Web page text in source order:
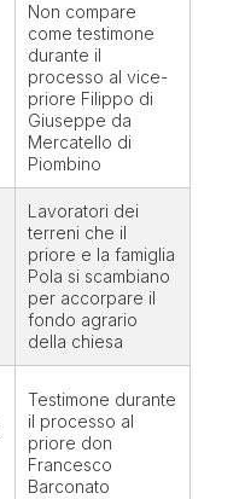
Non compare
come testimone
durante il
processo al vice-
priore Filippo di
Giuseppe da
Mercatello di
Piombino
Lavoratori dei
terreni che il
priore e la famiglia
Pola si scambiano
per accorpare il
fondo agrario
della chiesa
Testimone durante
il processo al
priore don
Francesco
Barconato